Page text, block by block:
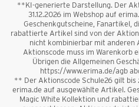
**KI-generierte Darstellung. Der
31.12.2026 im Webshop auf
Geschenkgutscheine, Fanartikel,
rabattierte Artikel sind von der
nicht kombinierbar mit anderen
Aktionscode muss im Warenkorb
Übrigen die Allgemeinen
https://www.erima.de/agb
** Der Aktionscode Schule26 gilt bis
erima.de auf ausgewählte Artikel.
Magic White Kollektion und